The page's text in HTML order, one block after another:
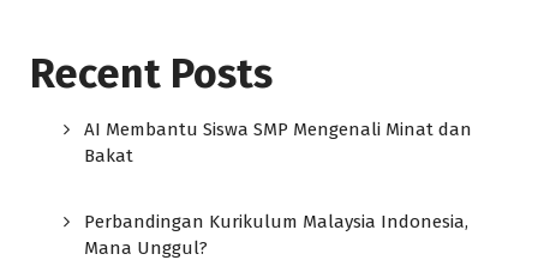
Recent Posts
AI Membantu Siswa SMP Mengenali Minat dan
Bakat
Perbandingan Kurikulum Malaysia Indonesia,
Mana Unggul?